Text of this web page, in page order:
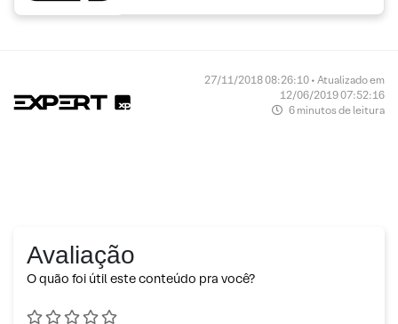
27/11/2018 08:26:10 • Atualizado em
12/06/2019 07:52:16
6 minutos de leitura
Avaliação
O quão foi útil este conteúdo pra você?